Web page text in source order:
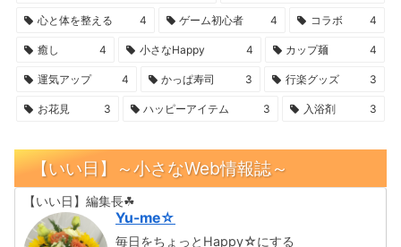
心と体を整える 4 ゲーム初心者 4 コラボ 4
癒し 4 小さなHappy 4 カップ麺 4
運気アップ 4 かっぱ寿司 3 行楽グッズ 3
お花見 3 ハッピーアイテム 3 入浴剤 3
【いい日】～小さなWeb情報誌～
【いい日】編集長☘
Yu-me☆
毎日をちょっとHappy☆にする